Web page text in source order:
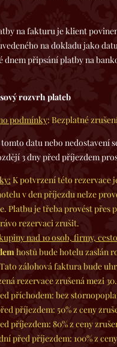
je klient povinen
na dokladu jako
dnem připsání platby na
rozvrh plateb
podmínky: Bezplatné
datu nebo nedostavení
3 dny před příjezdem
K potvrzení této rezervace
v den příjezdu nelze
Platbu je třeba provést přes
rezervaci zrušit.
nad 10 osob, firmy,
hostů bude hotelu zaslán
zálohová faktura bude
rezervace zrušená mezi
příchodem: bez
příjezdem: 50% z ceny
příjezdem: 80% z ceny
před příjezdem: 100% z